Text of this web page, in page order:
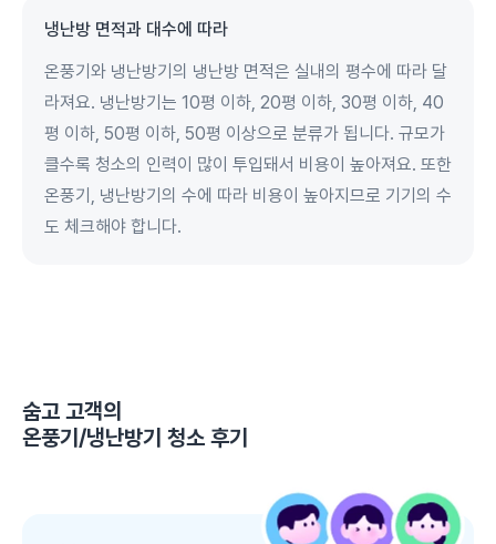
냉난방 면적과 대수에 따라
온풍기와 냉난방기의 냉난방 면적은 실내의 평수에 따라 달
라져요. 냉난방기는 10평 이하, 20평 이하, 30평 이하, 40
평 이하, 50평 이하, 50평 이상으로 분류가 됩니다. 규모가
클수록 청소의 인력이 많이 투입돼서 비용이 높아져요. 또한
온풍기, 냉난방기의 수에 따라 비용이 높아지므로 기기의 수
도 체크해야 합니다.
숨고 고객의
온풍기/냉난방기 청소 후기